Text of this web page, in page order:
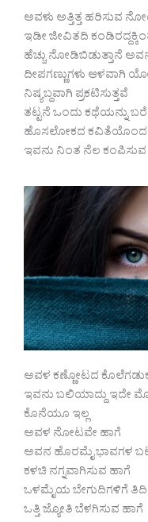
ಅವಳು ಅತ್ತಿತ್ತ ಹರಿಸುವ
ಇಡೀ ಜೀವಿತದಿ
ಹೆಚ್ಚು ನೋಡಿಬಿಡುತ್ತಾನೆ
ದೀಪಗಣ್ಣುಗಳು ಆಳವಾಗಿ
ನಿಷ್ಯಬ್ದವಾಗಿ ಪ್ರಕಟಿಸುತ್ತವೆ
ತಟ್ಟನೆ ಒಂದು ಕಥೆಯನ್ನು
ಹೊಸಲೋಕದ
ಇವನು ನಿಂತ ನೆಲ ಕಂಪಿಸುವ
ಅವಳ ಕಣ್ಣೋಟದ
ಇವನು ಬಲಿಯಾದ್ದು ಇದೇ
ಕೊನೆಯೂ ಇಲ್ಲ
ಅವಳ ನೋಟವೇ ಹಾಗೆ
ಅವನ ಹೊರಮೈ ಭಾವಗಳ
ಕಳಚಿ ನಗ್ನವಾಗಿಸುವ ಹಾಗೆ
ಒಳಮೈಯ ಬೇಗುದಿಗಳಿಗೆ
ಒತ್ತಿ ಜ್ಯೋತಿ ಬೆಳಗಿಸುವ ಹಾಗೆ